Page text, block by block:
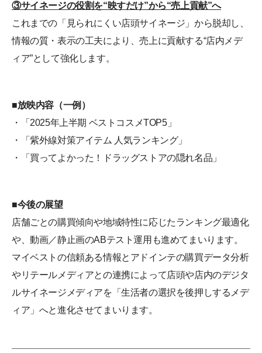
③サイネージの役割を“映すだけ”から“売上貢献”へ
これまでの「見られにくい店頭サイネージ」から脱却し、
情報の質・表示の工夫により、売上に貢献する“店内メデ
ィア”として強化します。
■放映内容（一例）
・「2025年上半期 ベストコスメTOP5」
・「紫外線対策アイテム 人気ランキング」
・「買ってよかった！ドラッグストアの隠れ名品」
■今後の展望
店舗ごとの購買傾向や地域特性に応じたランキング最適化
や、動画／静止画のABテスト運用も進めてまいります。
マイベストの信頼ある情報とアドインテの購買データ分析
やリテールメディアとの連携によって店頭や店内のデジタ
ルサイネージメディアを「生活者の選択を後押しするメデ
ィア」へと進化させてまいります。